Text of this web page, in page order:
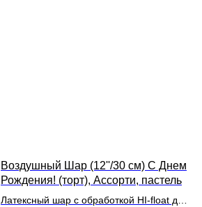
Воздушный Шар (12''/30 см) С Днем
Рождения! (торт), Ассорти, пастель
Латексный шар с обработкой HI-float для